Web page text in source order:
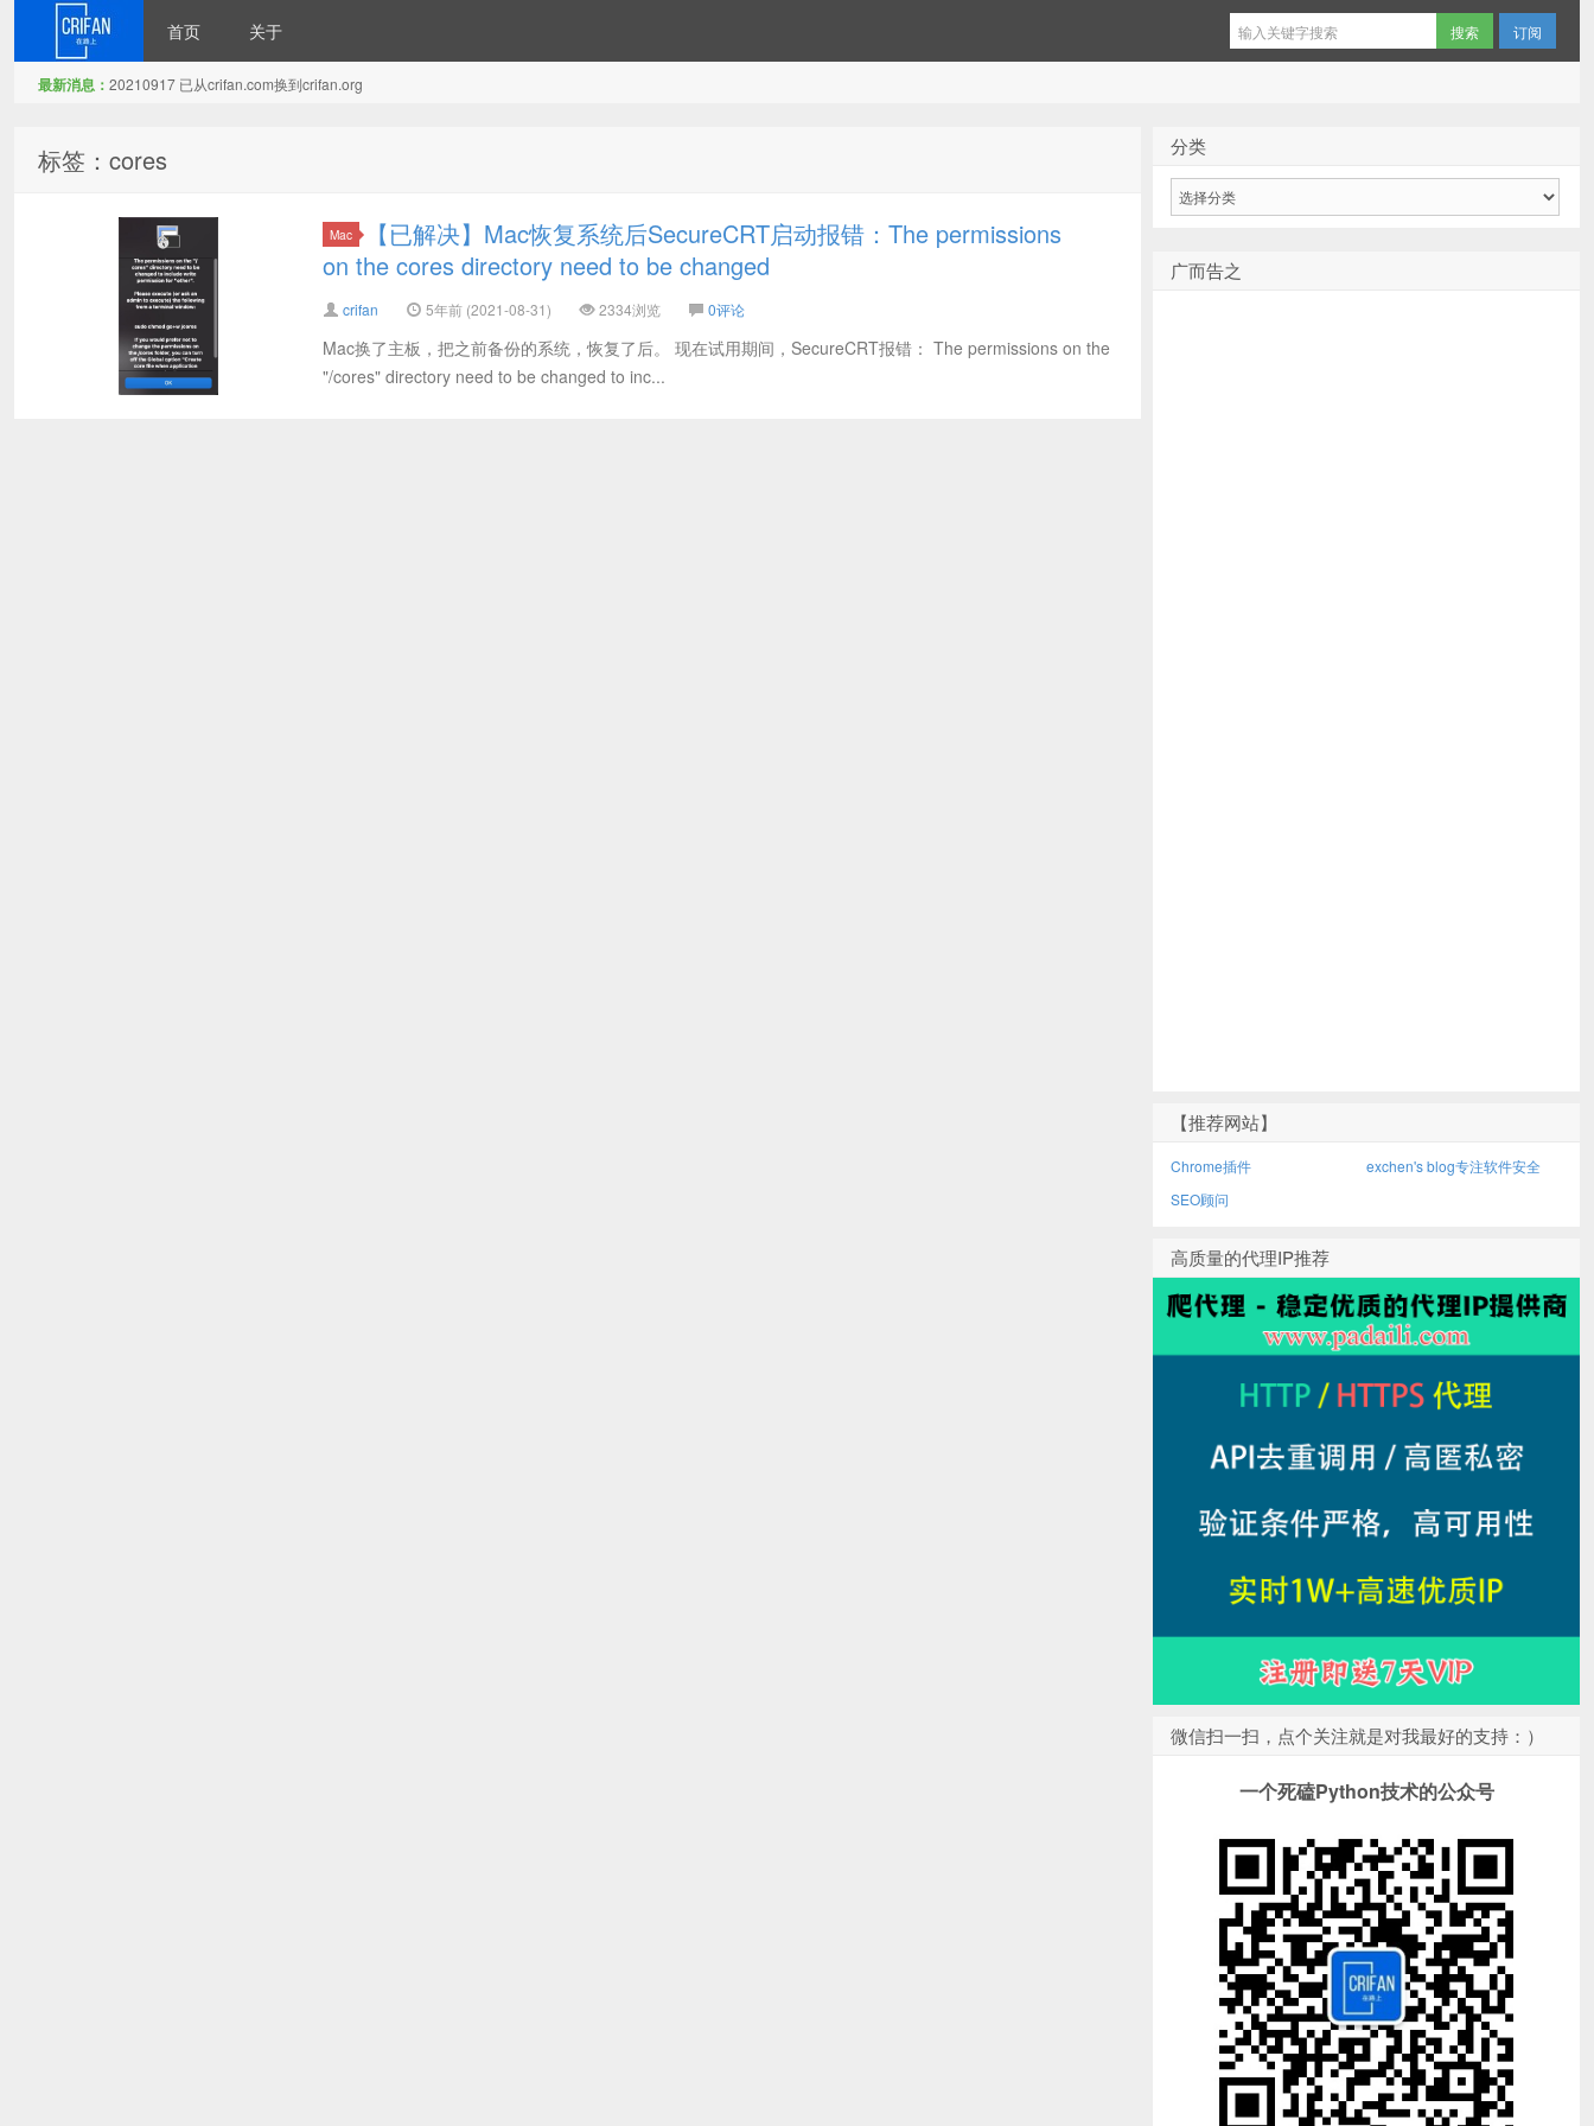
首页 关于 订阅
最新消息： 20210917 已从crifan.com换到crifan.org
标签：cores
Mac
【已解决】Mac恢复系统后SecureCRT启动报错：The permissions
on the cores directory need to be changed
crifan 5年前 (2021-08-31) 2334浏览 0评论
Mac换了主板，把之前备份的系统，恢复了后。 现在试用期间，SecureCRT报错： The permissions on the
"/cores" directory need to be changed to inc...
分类
广而告之
【推荐网站】
Chrome插件
exchen's blog专注软件安全
SEO顾问
高质量的代理IP推荐
微信扫一扫，点个关注就是对我最好的支持：）
一个死磕Python技术的公众号